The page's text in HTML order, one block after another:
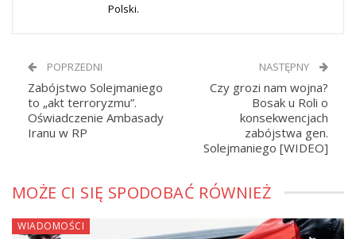
Polski.
POPRZEDNI
Zabójstwo Solejmaniego
to „akt terroryzmu”.
Oświadczenie Ambasady
Iranu w RP
NASTĘPNY
Czy grozi nam wojna?
Bosak u Roli o
konsekwencjach
zabójstwa gen.
Solejmaniego [WIDEO]
MOŻE CI SIĘ SPODOBAĆ RÓWNIEŻ
WIADOMOŚCI